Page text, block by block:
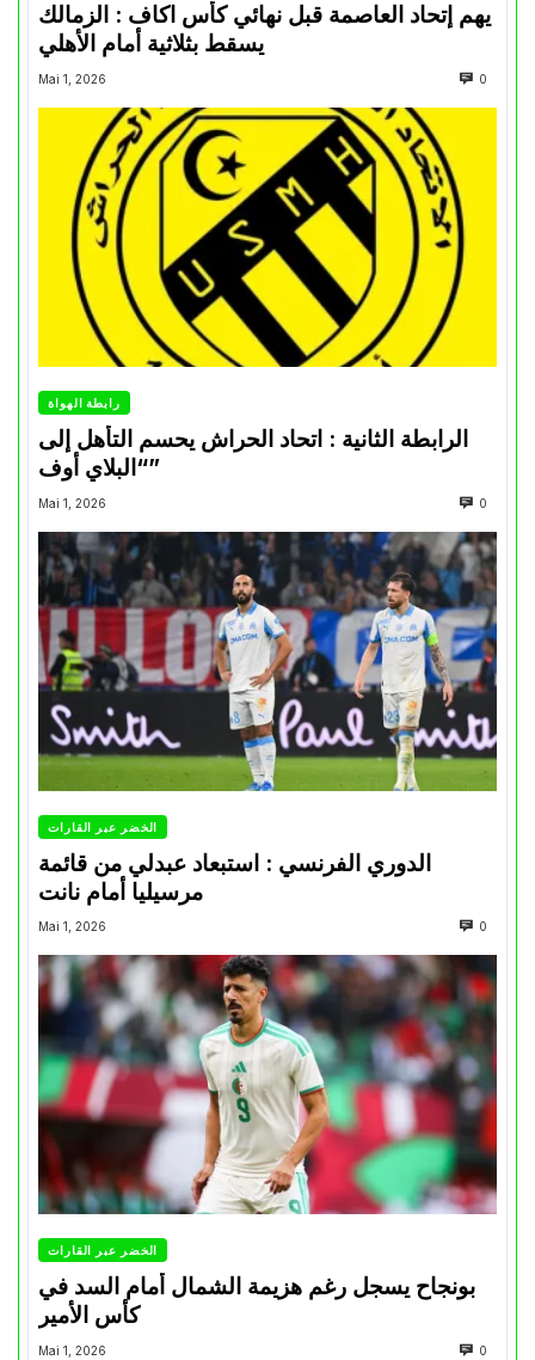
يهم إتحاد العاصمة قبل نهائي كأس اكاف : الزمالك
Mai 1, 2026 0
رابطة الهواة
الرابطة الثانية : اتحاد الحراش يحسم التأهل إلى
“البلاي أوف”
Mai 1, 2026 0
الخضر عبر القارات
الدوري الفرنسي : استبعاد عبدلي من قائمة
مرسيليا أمام نانت
Mai 1, 2026 0
الخضر عبر القارات
بونجاح يسجل رغم هزيمة الشمال أمام السد في
كأس الأمير
Mai 1, 2026 0